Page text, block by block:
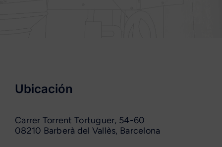
Ubicación
Carrer Torrent Tortuguer, 54-60
08210 Barberà del Vallès, Barcelona